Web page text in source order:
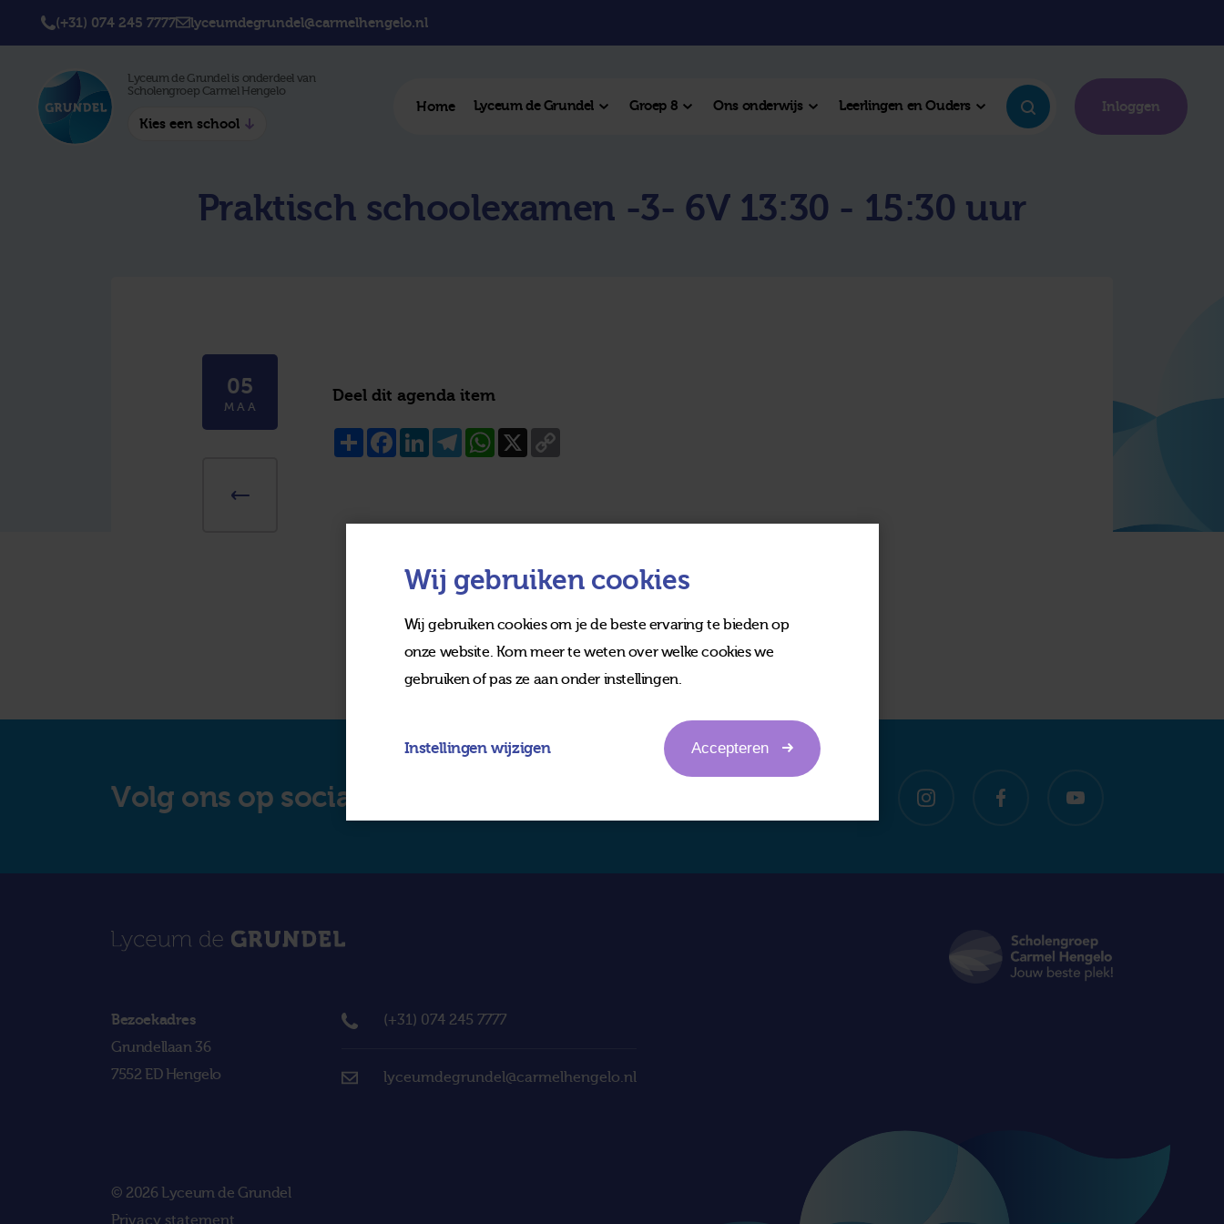
(+31) 074 245 7777 lyceumdegrundel@carmelhengelo.nl
Lyceum de Grundel is onderdeel van
Scholengroep Carmel Hengelo
Kies een school
Hengelo Borne
Home Lyceum de Grundel Groep 8 Ons onderwijs Leerlingen en Ouders Inloggen
Praktisch schoolexamen -3- 6V 13:30 - 15:30 uur
05
MAA
Deel dit agenda item
ShareFacebookLinkedInTelegramWhatsApp
Volg ons op social media
Bezoekadres
Grundellaan 36
7552 ED Hengelo
(+31) 074 245 7777
lyceumdegrundel@carmelhengelo.nl
© 2026 Lyceum de Grundel
Privacy statement
Wij gebruiken cookies
Wij gebruiken cookies om je de beste ervaring te bieden op
onze website. Kom meer te weten over welke cookies we
gebruiken of pas ze aan onder instellingen.
Instellingen wijzigen Accepteren